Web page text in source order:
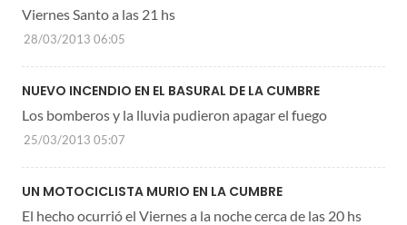
Viernes Santo a las 21 hs
28/03/2013 06:05
NUEVO INCENDIO EN EL BASURAL DE LA CUMBRE
Los bomberos y la lluvia pudieron apagar el fuego
25/03/2013 05:07
UN MOTOCICLISTA MURIO EN LA CUMBRE
El hecho ocurrió el Viernes a la noche cerca de las 20 hs